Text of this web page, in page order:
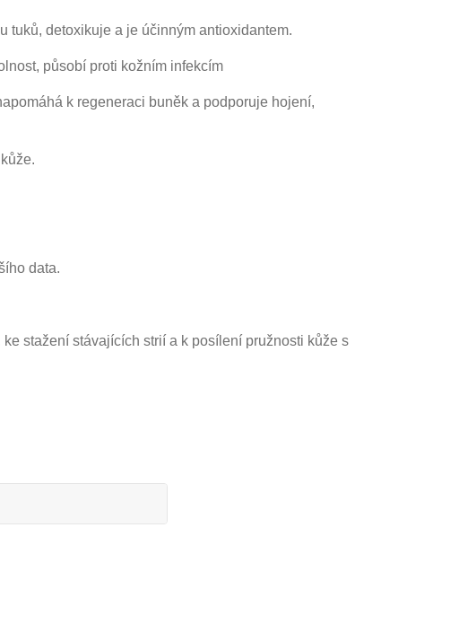
tuků, detoxikuje a je účinným antioxidantem.
působí proti kožním infekcím
k regeneraci buněk a podporuje hojení,
data.
ke stažení stávajících strií a k posílení pružnosti kůže s